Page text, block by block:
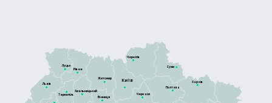
Луцьк
Київ
Житомир
Тернопіль
Рівне
Львів
Харків
Полтава
Черкаси
Суми
Чернігів
Вінниця
Хмельницький